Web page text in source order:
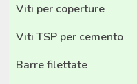
Viti per coperture
Viti TSP per cemento
Barre filettate